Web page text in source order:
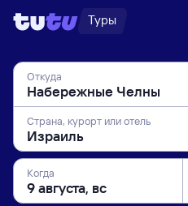
Туры
Откуда
Страна, курорт или отель
Когда